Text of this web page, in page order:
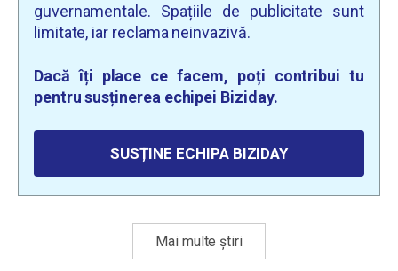
guvernamentale. Spațiile de publicitate sunt
limitate, iar reclama neinvazivă.
Dacă îți place ce facem, poți contribui tu
pentru susținerea echipei Biziday.
SUSȚINE ECHIPA BIZIDAY
Mai multe știri